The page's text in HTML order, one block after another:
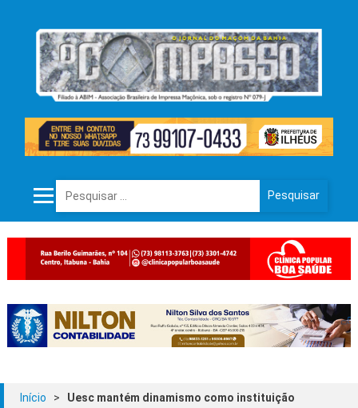
Pesquisar por:
Início >
Uesc mantém dinamismo como instituição